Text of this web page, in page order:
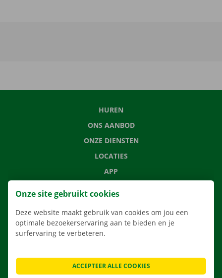
HUREN
ONS AANBOD
ONZE DIENSTEN
LOCATIES
APP
CONTACTEER ONS
NIEUWS
Onze site gebruikt cookies
Deze website maakt gebruik van cookies om jou een
optimale bezoekerservaring aan te bieden en je
surfervaring te verbeteren.
ACCEPTEER ALLE COOKIES